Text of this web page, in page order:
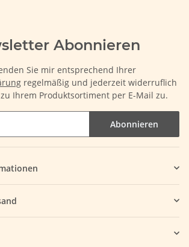
Abonnieren
Sie mir entsprechend Ihrer
regelmäßig und jederzeit widerruflich
Ihrem Produktsortiment per E-Mail zu.
Abonnieren